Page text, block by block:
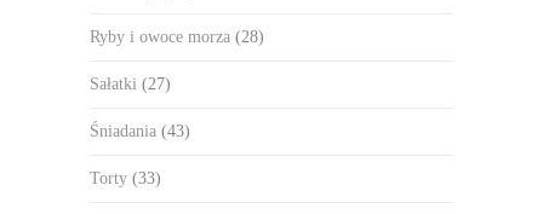
Ryby i owoce morza (28)
Sałatki (27)
Śniadania (43)
Torty (33)